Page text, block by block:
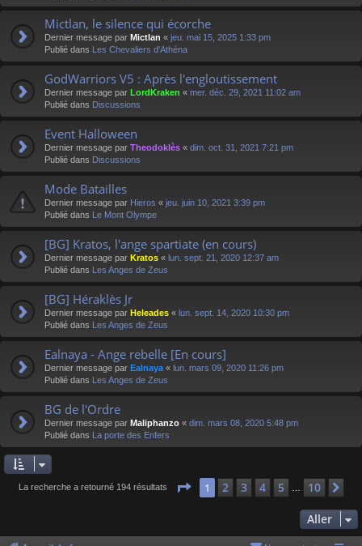
Mictlan, le silence qui écorche
Dernier message par Mictlan « jeu. mai 15, 2025 1:33 pm
Publié dans Les Chevaliers d'Athéna
GodWarriors V5 : Après l'engloutissement
Dernier message par LordKraken « mer. déc. 29, 2021 11:02 am
Publié dans Discussions
Event Halloween
Dernier message par Theodoklès « dim. oct. 31, 2021 7:21 pm
Publié dans Discussions
Mode Batailles
Dernier message par Hieros « jeu. juin 10, 2021 3:39 pm
Publié dans Le Mont Olympe
[BG] Kratos, l'ange spartiate (en cours)
Dernier message par Kratos « lun. sept. 21, 2020 12:37 am
Publié dans Les Anges de Zeus
[BG] Héraklès Jr
Dernier message par Heleades « lun. sept. 14, 2020 10:30 pm
Publié dans Les Anges de Zeus
Ealnaya - Ange rebelle [En cours]
Dernier message par Ealnaya « lun. mars 09, 2020 11:26 pm
Publié dans Les Anges de Zeus
BG de l'Ordre
Dernier message par Maliphanzo « dim. mars 08, 2020 5:48 pm
Publié dans La porte des Enfers
La recherche a retourné 194 résultats Page 1sur 10
1 2 3 4 5 10
Aller